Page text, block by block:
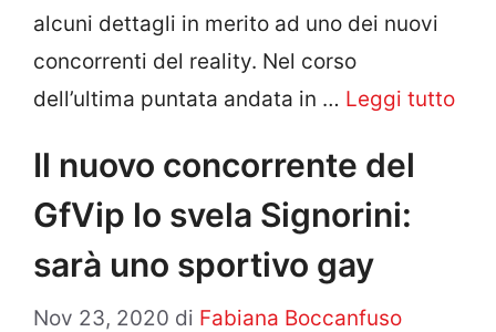
alcuni dettagli in merito ad uno dei nuovi
concorrenti del reality. Nel corso
dell’ultima puntata andata in … Leggi tutto
Il nuovo concorrente del
GfVip lo svela Signorini:
sarà uno sportivo gay
Nov 23, 2020 di Fabiana Boccanfuso